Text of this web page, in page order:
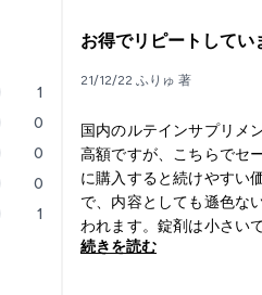
1
0
0
0
1
お得でリピートしてい
21/12/22 ふりゅ 著
国内のルテインサプリメ
高額ですが、こちらでセ
に購入すると続けやすい
で、内容としても遜色な
われます。錠剤は小さい
が、若干飲み込みにくい
続きを読む